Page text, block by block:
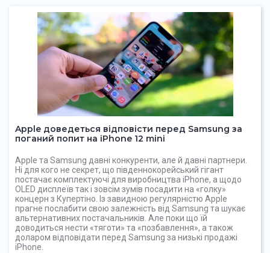
Apple доведеться відповісти перед Samsung за
поганий попит на iPhone 12 mini
Apple та Samsung давні конкуренти, але й давні партнери.
Ні для кого не секрет, що південнокорейський гігант
постачає комплектуючі для виробництва iPhone, а щодо
OLED дисплеїв так і зовсім зумів посадити на «голку»
концерн з Купертіно. Із завидною регулярністю Apple
прагне послабити свою залежність від Samsung та шукає
альтернативних постачальників. Але поки що їй
доводиться нести «тяготи» та «позбавлення», а також
доларом відповідати перед Samsung за низькі продажі
iPhone.